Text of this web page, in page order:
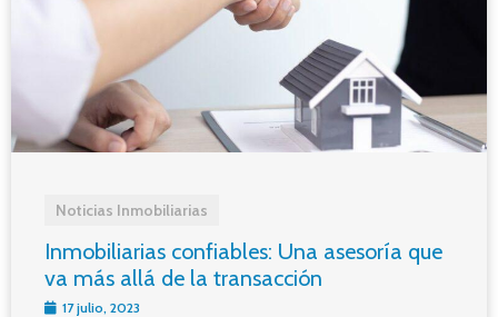
Noticias Inmobiliarias
Inmobiliarias confiables: Una asesoría que
va más allá de la transacción
17 julio, 2023